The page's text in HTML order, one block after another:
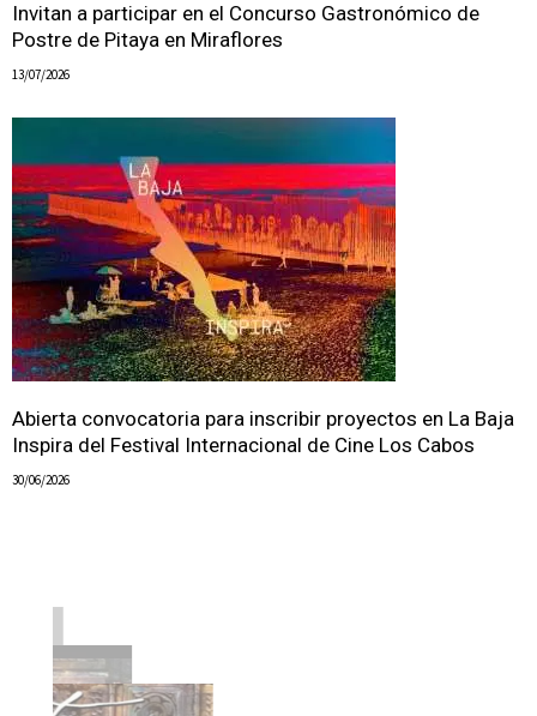
Invitan a participar en el Concurso Gastronómico de
Postre de Pitaya en Miraflores
13/07/2026
Abierta convocatoria para inscribir proyectos en La Baja
Inspira del Festival Internacional de Cine Los Cabos
30/06/2026